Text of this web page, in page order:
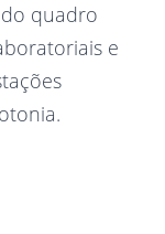
quadro
e